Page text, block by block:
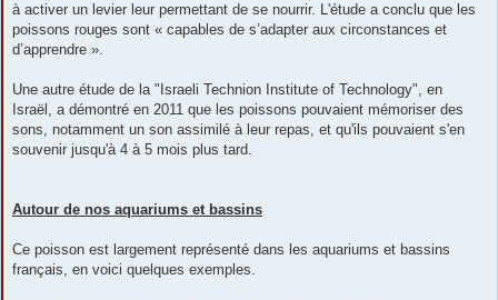
à activer un levier leur permettant de se nourrir. L'étude a conclu que les
poissons rouges sont « capables de s’adapter aux circonstances et
d’apprendre ».
Une autre étude de la "Israeli Technion Institute of Technology", en
Israël, a démontré en 2011 que les poissons pouvaient mémoriser des
sons, notamment un son assimilé à leur repas, et qu'ils pouvaient s'en
souvenir jusqu'à 4 à 5 mois plus tard.
Autour de nos aquariums et bassins
Ce poisson est largement représenté dans les aquariums et bassins
français, en voici quelques exemples.